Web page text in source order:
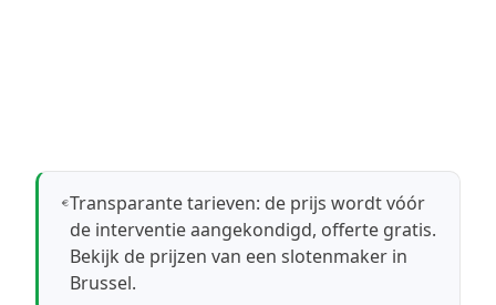
Transparante tarieven: de prijs wordt vóór
de interventie aangekondigd, offerte gratis.
Bekijk de prijzen van een slotenmaker in
Brussel.